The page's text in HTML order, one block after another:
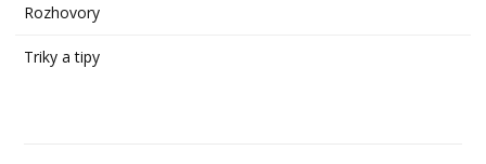
Rozhovory
Triky a tipy